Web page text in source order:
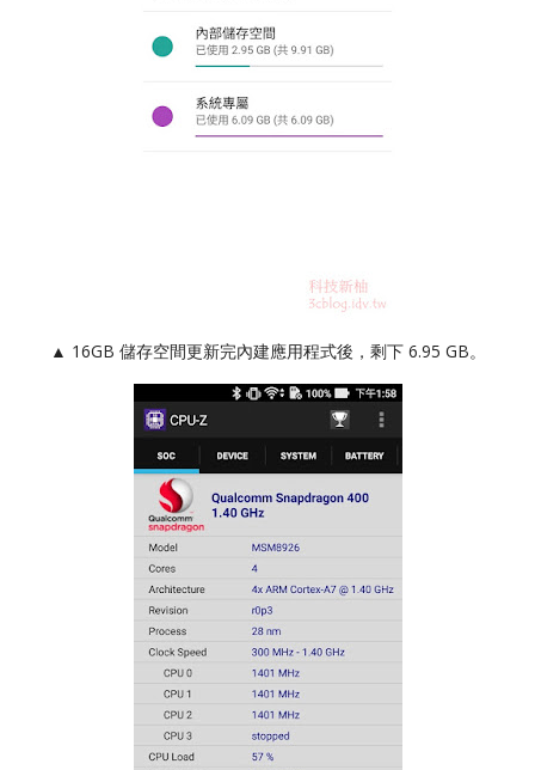
▲ 16GB 儲存空間更新完內建應用程式後，剩下 6.95 GB。